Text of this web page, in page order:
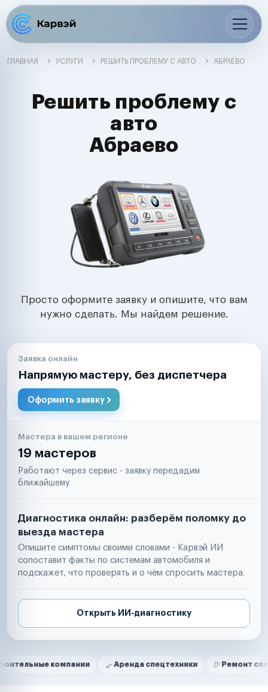
ГЛАВНАЯ УСЛУГИ РЕШИТЬ ПРОБЛЕМУ С АВТО АБРАЕВО
Решить проблему с
авто
Абраево
Просто оформите заявку и опишите, что вам
нужно сделать. Мы найдем решение.
Заявка онлайн
Напрямую мастеру, без диспетчера
Оформить заявку
Мастера в вашем регионе
19 мастеров
Работают через сервис - заявку передадим
ближайшему
Диагностика онлайн: разберём поломку до
выезда мастера
Опишите симптомы своими словами - Карвэй ИИ
сопоставит факты по системам автомобиля и
подскажет, что проверять и о чём спросить мастера.
Открыть ИИ-диагностику
Нам доверяют
компании Аренда спецтехники Ремонт спецтехники
Маркетплейсы